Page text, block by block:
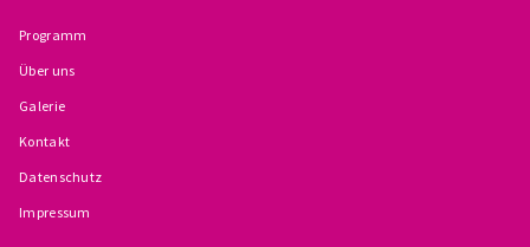
VERPFLICHTUNGSERKLÄRUNG UND
BESCHWERDEMÖGLICHKEITEN
Programm
Über uns
Galerie
Kontakt
Datenschutz
Impressum